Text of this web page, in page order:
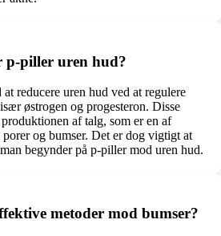
piller uren hud?
reducere uren hud ved at regulere
østrogen og progesteron. Disse
af talg, som er en af
og bumser. Det er dog vigtigt at
begynder på p-piller mod uren hud.
metoder mod bumser?